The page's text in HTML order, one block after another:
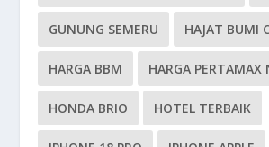
GUNUNG SEMERU HAJAT BUMI
HARGA BBM HARGA PERTAMAX
HONDA BRIO HOTEL TERBAIK